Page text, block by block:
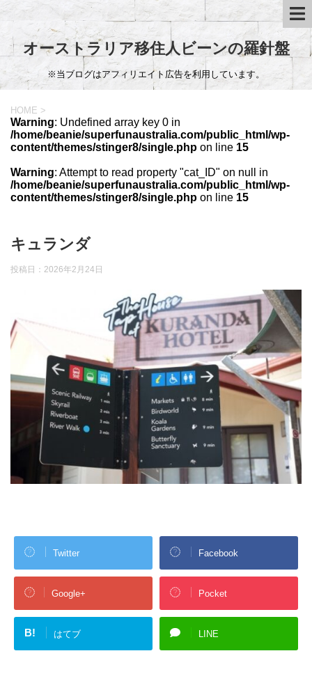
オーストラリア移住人ビーンの羅針盤
※当ブログはアフィリエイト広告を利用しています。
HOME >
Warning: Undefined array key 0 in
/home/beanie/superfunaustralia.com/public_html/wp-
content/themes/stinger8/single.php on line 15
Warning: Attempt to read property "cat_ID" on null in
/home/beanie/superfunaustralia.com/public_html/wp-
content/themes/stinger8/single.php on line 15
キュランダ
投稿日： 2026年2月24日
Twitter Facebook
Google+ Pocket
B! はてブ LINE